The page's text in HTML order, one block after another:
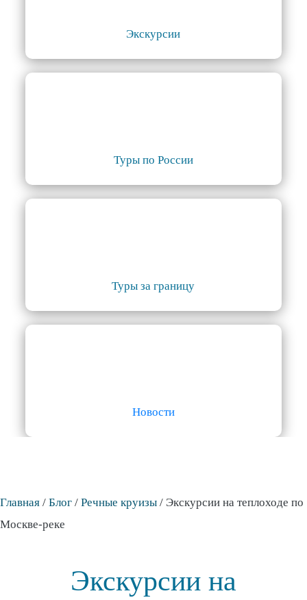
Экскурсии
Туры по России
Туры за границу
Новости
Главная / Блог / Речные круизы / Экскурсии на теплоходе по
Москве-реке
Экскурсии на